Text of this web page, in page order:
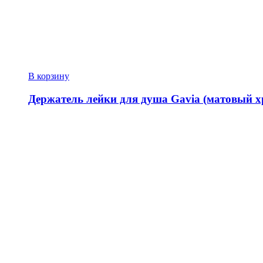
В корзину
Держатель лейки для душа Gavia (матовый